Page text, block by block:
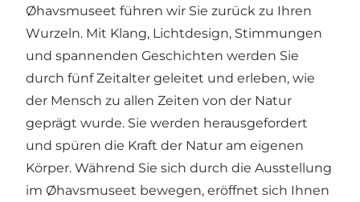
Øhavsmuseet führen wir Sie zurück zu Ihren
Wurzeln. Mit Klang, Lichtdesign, Stimmungen
und spannenden Geschichten werden Sie
durch fünf Zeitalter geleitet und erleben, wie
der Mensch zu allen Zeiten von der Natur
geprägt wurde. Sie werden herausgefordert
und spüren die Kraft der Natur am eigenen
Körper. Während Sie sich durch die Ausstellung
im Øhavsmuseet bewegen, eröffnet sich Ihnen